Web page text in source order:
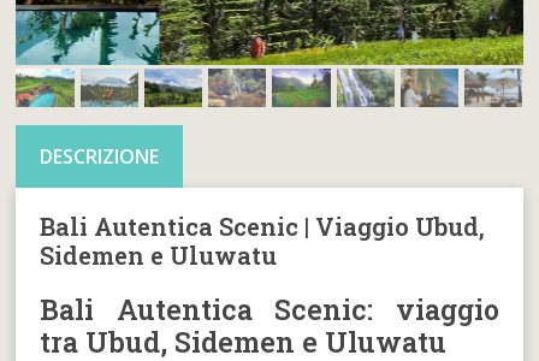
DESCRIZIONE
Bali Autentica Scenic | Viaggio Ubud,
Sidemen e Uluwatu
Bali Autentica Scenic: viaggio
tra Ubud, Sidemen e Uluwatu